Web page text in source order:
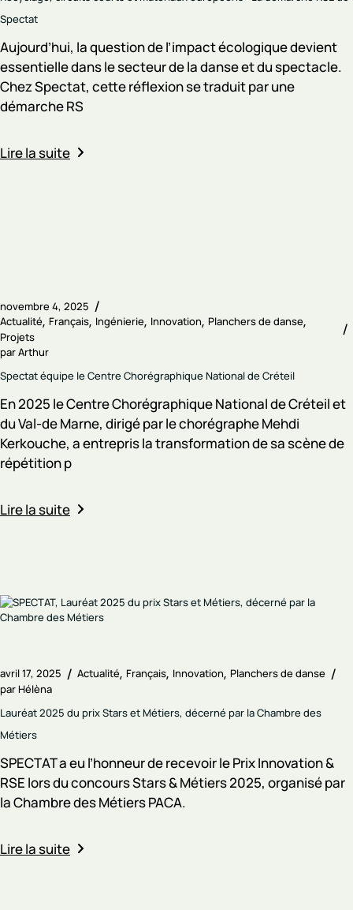
Spectat
Aujourd’hui, la question de l’impact écologique devient
essentielle dans le secteur de la danse et du spectacle.
Chez Spectat, cette réflexion se traduit par une
démarche RS
Lire la suite
novembre 4, 2025
Actualité Français Ingénierie Innovation Planchers de danse
Projets
parArthur
Spectat équipe le Centre Chorégraphique National de Créteil
En 2025 le Centre Chorégraphique National de Créteil et
du Val-de Marne, dirigé par le chorégraphe Mehdi
Kerkouche, a entrepris la transformation de sa scène de
répétition p
Lire la suite
avril 17, 2025 Actualité Français Innovation Planchers de danse
par Hélèna
Lauréat 2025 du prix Stars et Métiers, décerné par la Chambre des
Métiers
SPECTAT a eu l’honneur de recevoir le Prix Innovation &
RSE lors du concours Stars & Métiers 2025, organisé par
la Chambre des Métiers PACA.
Lire la suite